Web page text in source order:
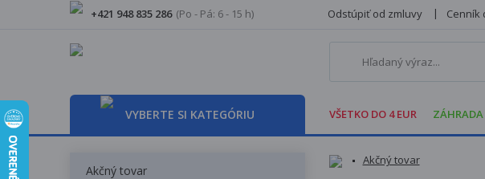
+421 948 835 286 (Po - Pá: 6 - 15 h) Odstúpiť od zmluvy Cenník
VYBERTE SI KATEGÓRIU VŠETKO DO 4 EUR
Akčný tovar
Akčný tovar